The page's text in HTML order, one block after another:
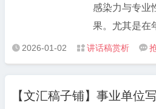
求，内容兼具
建工作、纪检
范文、竞职演
现工作成果与
（
块堪称 “素材
职报告范文、
位、国企、事
感染力与专业
果。尤其是在
作方案等重要
提升内容质感
运用场景与风
 2026-01-02  讲话稿赏析 
【文汇稿子铺】事业单位